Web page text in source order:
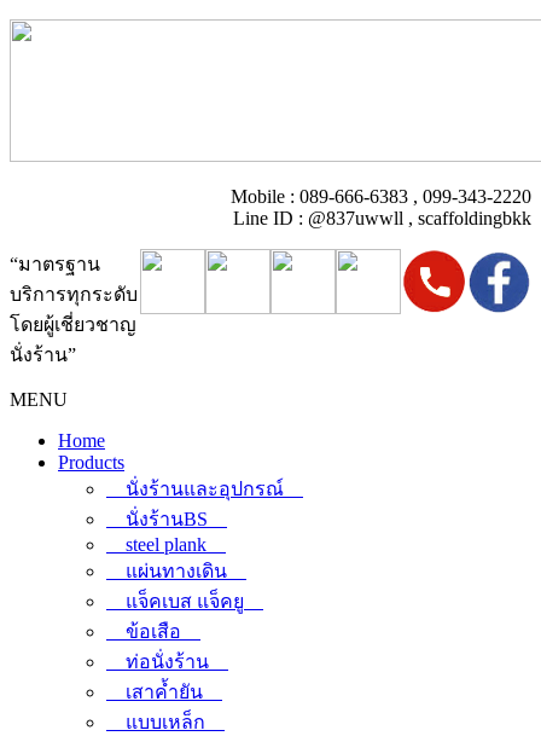
Mobile : 089-666-6383 , 099-343-2220
Line ID : @837uwwll , scaffoldingbkk
“มาตรฐาน
บริการทุกระดับ
โดยผู้เชี่ยวชาญ
นั่งร้าน”
MENU
Home
Products
นั่งร้านและอุปกรณ์
นั่งร้านBS
steel plank
แผ่นทางเดิน
แจ็คเบส แจ็คยู
ข้อเสือ
ท่อนั่งร้าน
เสาค้ำยัน
แบบเหล็ก